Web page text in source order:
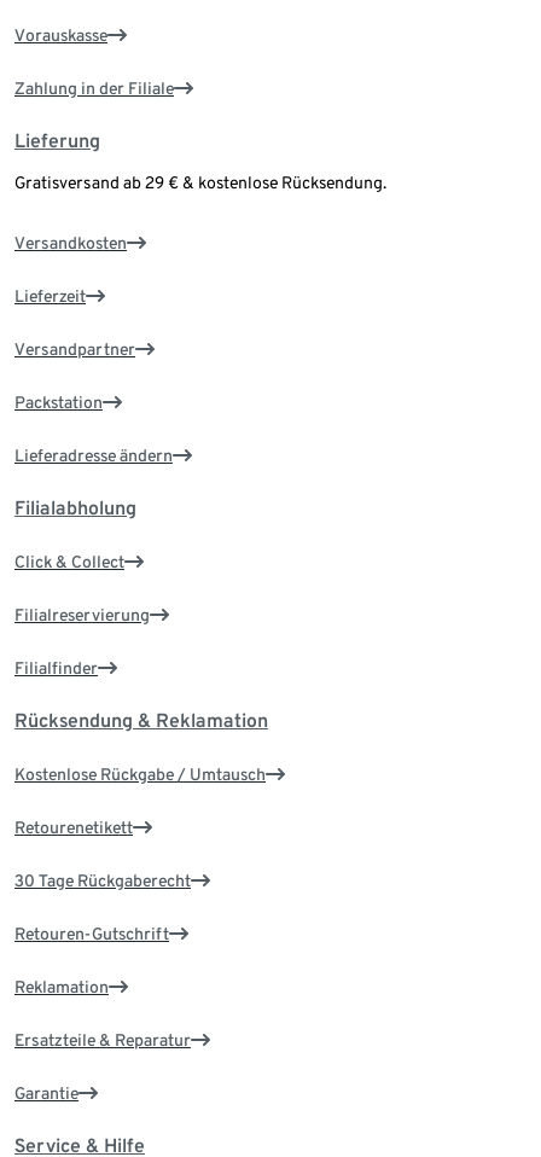
Vorauskasse
Zahlung in der Filiale
Lieferung
Gratisversand ab 29 € & kostenlose Rücksendung.
Versandkosten
Lieferzeit
Versandpartner
Packstation
Lieferadresse ändern
Filialabholung
Click & Collect
Filialreservierung
Filialfinder
Rücksendung & Reklamation
Kostenlose Rückgabe / Umtausch
Retourenetikett
30 Tage Rückgaberecht
Retouren-Gutschrift
Reklamation
Ersatzteile & Reparatur
Garantie
Service & Hilfe